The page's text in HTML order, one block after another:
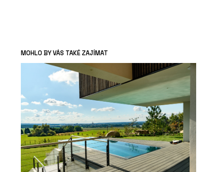
MOHLO BY VÁS TAKÉ ZAJÍMAT